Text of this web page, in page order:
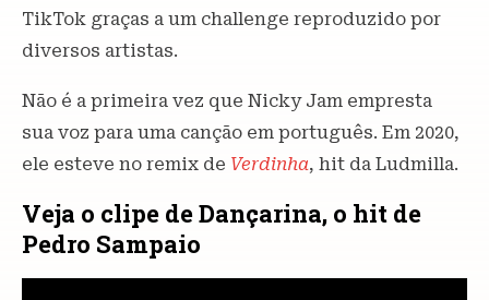
TikTok graças a um challenge reproduzido por
diversos artistas.
Não é a primeira vez que Nicky Jam empresta
sua voz para uma canção em português. Em 2020,
ele esteve no remix de Verdinha, hit da Ludmilla.
Veja o clipe de Dançarina, o hit de
Pedro Sampaio